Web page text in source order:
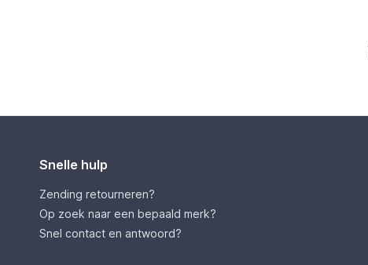
Snelle hulp
Zending retourneren?
Op zoek naar een bepaald merk?
Snel contact en antwoord?